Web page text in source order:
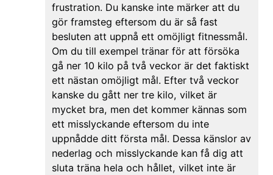
frustration. Du kanske inte märker att du
gör framsteg eftersom du är så fast
besluten att uppnå ett omöjligt fitnessmål.
Om du till exempel tränar för att försöka
gå ner 10 kilo på två veckor är det faktiskt
ett nästan omöjligt mål. Efter två veckor
kanske du gått ner tre kilo, vilket är
mycket bra, men det kommer kännas som
ett misslyckande eftersom du inte
uppnådde ditt första mål. Dessa känslor av
nederlag och misslyckande kan få dig att
sluta träna hela och hållet, vilket inte är